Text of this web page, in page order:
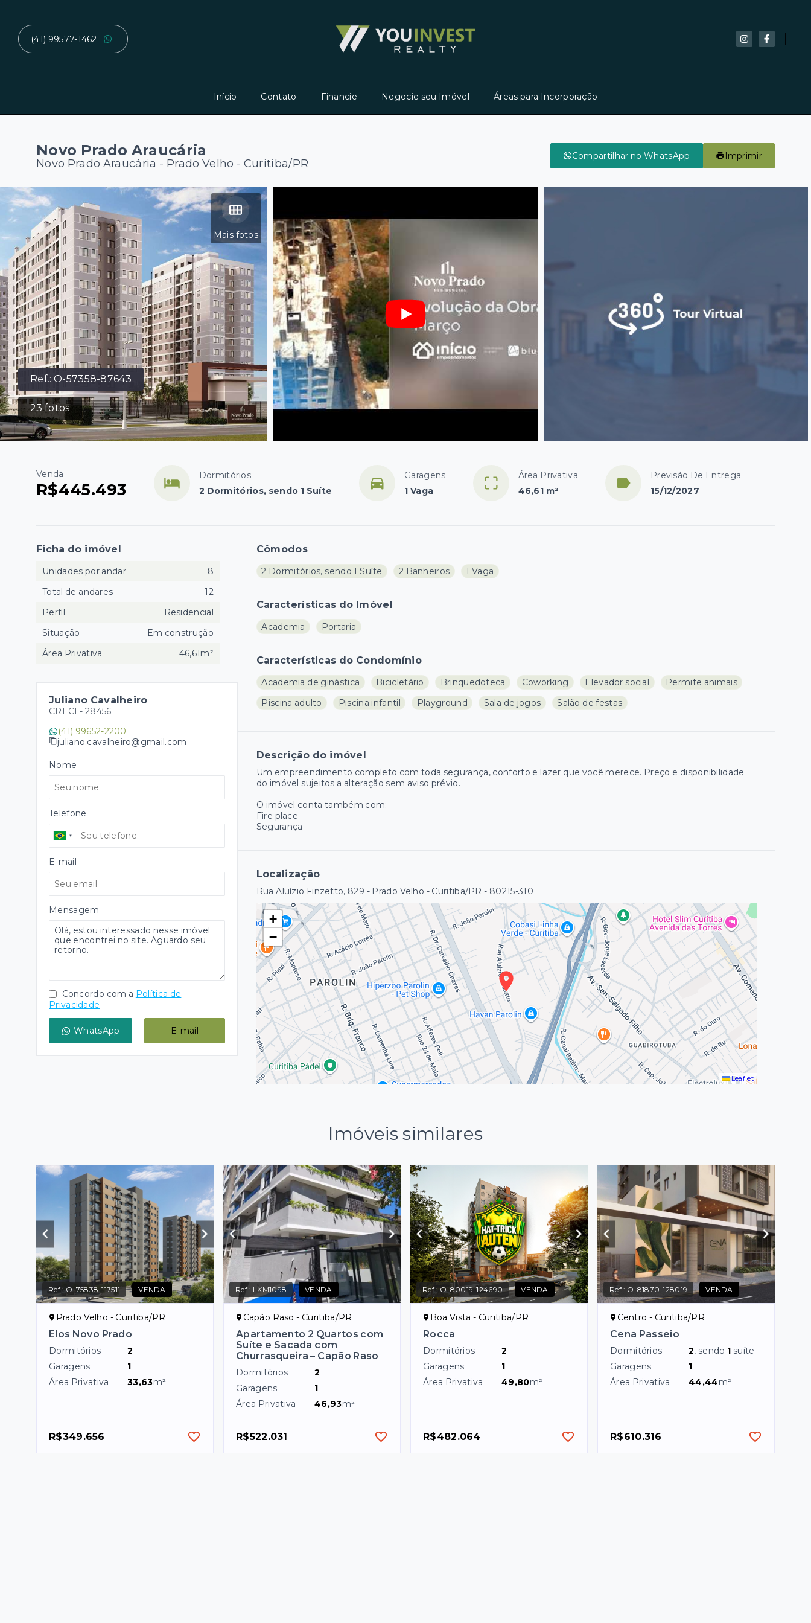
(41) 99577-1462
Início Contato Financie Negocie seu Imóvel Áreas para Incorporação
Novo Prado Araucária
Novo Prado Araucária - Prado Velho - Curitiba/PR
Compartilhar no WhatsApp Imprimir
Ref.:O-57358-87643
23fotos
Mais fotos
Venda
R$445.493
Dormitórios
2 Dormitórios, sendo 1 Suíte
Garagens
1 Vaga
Área Privativa
46,61 m²
Previsão De Entrega
15/12/2027
Cômodos
2 Dormitórios, sendo 1 Suíte 2 Banheiros 1 Vaga
Características do Imóvel
Academia Portaria
Características do Condomínio
Academia de ginástica Bicicletário Brinquedoteca Coworking Elevador social
Permite animais
Piscina adulto
Piscina infantil Playground Sala de jogos Salão de festas
Descrição do imóvel
Um empreendimento completo com toda segurança, conforto e lazer que você merece. Preço e disponibilidade
do imóvel sujeitos a alteração sem aviso prévio.
O imóvel conta também com:
Fire place
Segurança
Localização
Rua Aluízio Finzetto, 829 - Prado Velho - Curitiba/PR - 80215-310
+
−
Leaflet
Ficha do imóvel
Unidades por andar
8
Total de andares
12
Perfil
Residencial
Situação
Em construção
Área Privativa
46,61m²
Juliano Cavalheiro
CRECI - 28456
(41) 99652-2200
juliano.cavalheiro@gmail.com
Nome
Telefone
E-mail
Mensagem
Concordo com a Política de
Privacidade
WhatsApp E-mail
Imóveis similares
Ref.:O-75838-117511 VENDA
Prado Velho - Curitiba/PR
Elos Novo Prado
Dormitórios
2
Garagens
1
Área Privativa
33,63m²
R$349.656
Ref.: LKM1098 VENDA
Capão Raso - Curitiba/PR
Apartamento 2 Quartos com
Suíte e Sacada com
Churrasqueira – Capão Raso
Dormitórios
2
Garagens
1
Área Privativa
46,93m²
R$522.031
Ref.: O-80019-124690 VENDA
Boa Vista - Curitiba/PR
Rocca
Dormitórios
2
Garagens
1
Área Privativa
49,80m²
R$482.064
Ref.: O-81870-128019 VENDA
Centro - Curitiba/PR
Cena Passeio
Dormitórios 2, sendo 1 suíte
Garagens
1
Área Privativa
44,44m²
R$610.316